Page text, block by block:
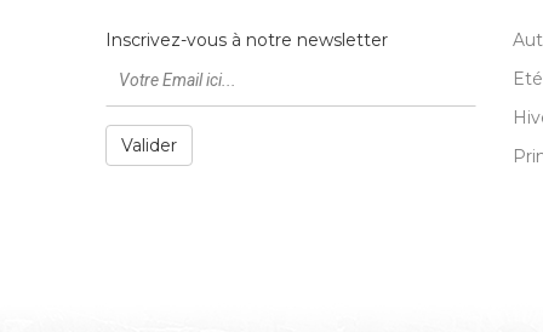
Inscrivez-vous à notre newsletter
Valider
Eté